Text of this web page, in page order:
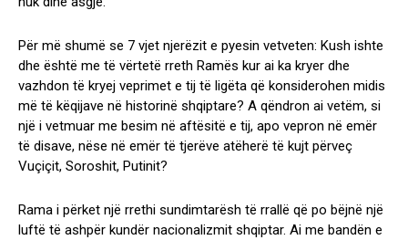
Për më shumë se 7 vjet njerëzit e pyesin vetveten: Kush ishte
dhe është me të vërtetë rreth Ramës kur ai ka kryer dhe
vazhdon të kryej veprimet e tij të ligëta që konsiderohen midis
më të këqijave në historinë shqiptare? A qëndron ai vetëm, si
një i vetmuar me besim në aftësitë e tij, apo vepron në emër
të disave, nëse në emër të tjerëve atëherë të kujt përveç
Vuçiçit, Soroshit, Putinit?
Rama i përket një rrethi sundimtarësh të rrallë që po bëjnë një
luftë të ashpër kundër nacionalizmit shqiptar. Ai me bandën e